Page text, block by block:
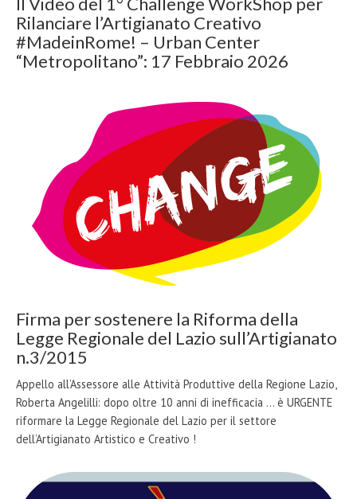
Rilanciare l’Artigianato Creativo
#MadeinRome! – Urban Center
“Metropolitano”: 17 Febbraio 2026
Firma per sostenere la Riforma della
Legge Regionale del Lazio sull’Artigianato
n.3/2015
Appello all’Assessore alle Attività Produttive della Regione Lazio,
Roberta Angelilli: dopo oltre 10 anni di inefficacia ... è URGENTE
riformare la Legge Regionale del Lazio per il settore
dell’Artigianato Artistico e Creativo !